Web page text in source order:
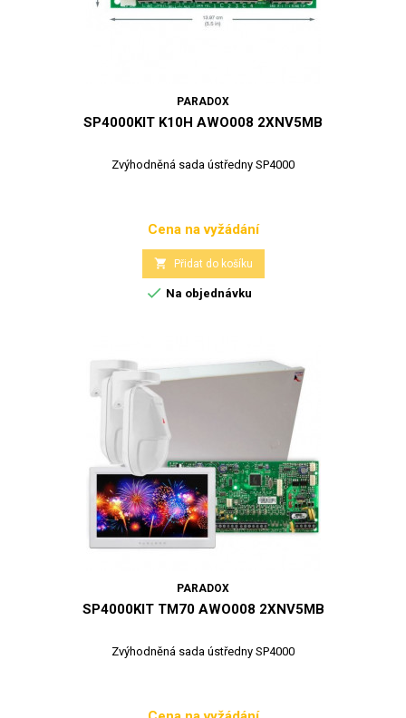
PARADOX
SP4000KIT K10H AWO008 2XNV5MB
Zvýhodněná sada ústředny SP4000
Cena
Cena na vyžádání
 Přidat do košíku
 Na objednávku
PARADOX
SP4000KIT TM70 AWO008 2XNV5MB
Zvýhodněná sada ústředny SP4000